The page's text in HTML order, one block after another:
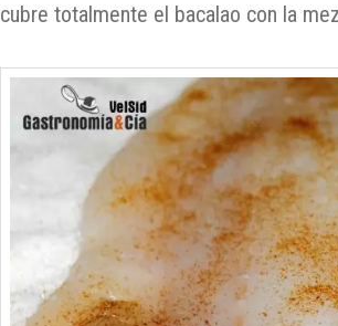
cubre totalmente el bacalao con la